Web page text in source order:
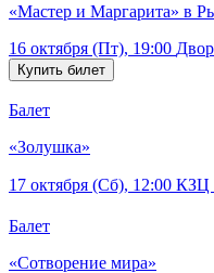
«Мастер и Маргарита» в
16 октября (Пт), 19:00
Балет
«Золушка»
17 октября (Сб), 12:00 КЗЦ
Балет
«Сотворение мира»